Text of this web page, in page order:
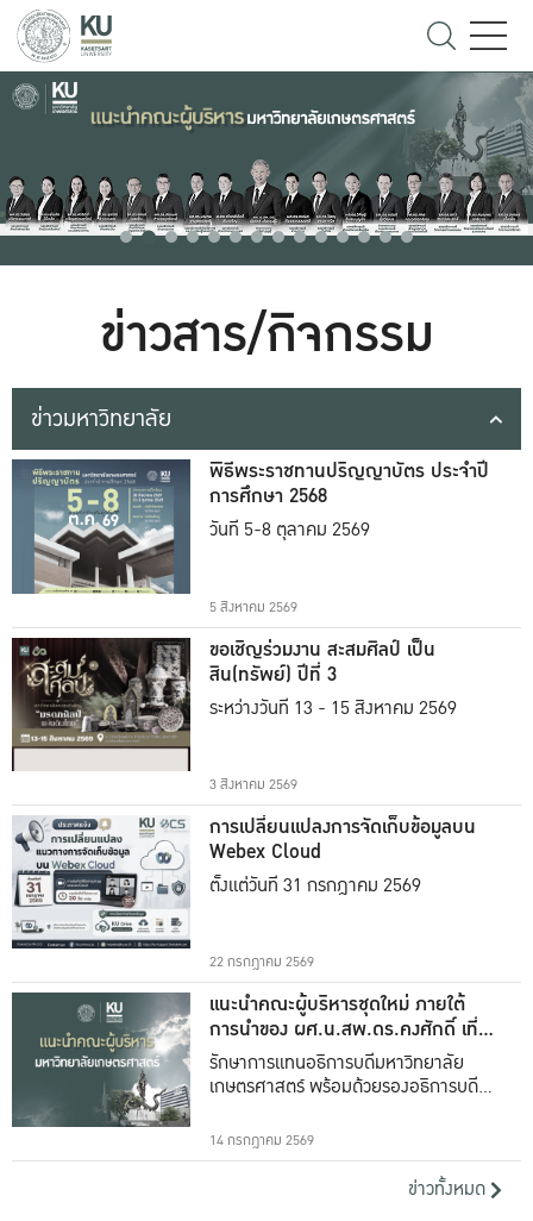
ข่าวสาร/กิจกรรม
ข่าวมหาวิทยาลัย
พิธีพระราชทานปริญญาบัตร ประจำปี
การศึกษา 2568
วันที่ 5-8 ตุลาคม 2569
5 สิงหาคม 2569
ขอเชิญร่วมงาน สะสมศิลป์ เป็น
สิน(ทรัพย์) ปีที่ 3
ระหว่างวันที่ 13 - 15 สิงหาคม 2569
3 สิงหาคม 2569
การเปลี่ยนแปลงการจัดเก็บข้อมูลบน
Webex Cloud
ตั้งแต่วันที่ 31 กรกฎาคม 2569
22 กรกฎาคม 2569
แนะนำคณะผู้บริหารชุดใหม่ ภายใต้
การนำของ ผศ.น.สพ.ดร.คงศักดิ์ เที่ยง
ธรรม
รักษาการแทนอธิการบดีมหาวิทยาลัย
เกษตรศาสตร์ พร้อมด้วยรองอธิการบดีทั้ง
14 กรกฎาคม 2569
ข่าวทั้งหมด